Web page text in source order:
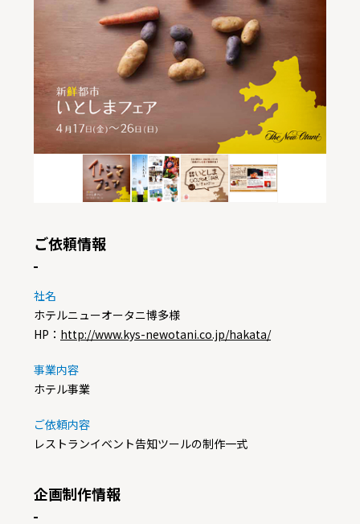
ご依頼情報
社名
ホテルニューオータニ博多様
HP： http://www.kys-newotani.co.jp/hakata/
事業内容
ホテル事業
ご依頼内容
レストランイベント告知ツールの制作一式
企画制作情報